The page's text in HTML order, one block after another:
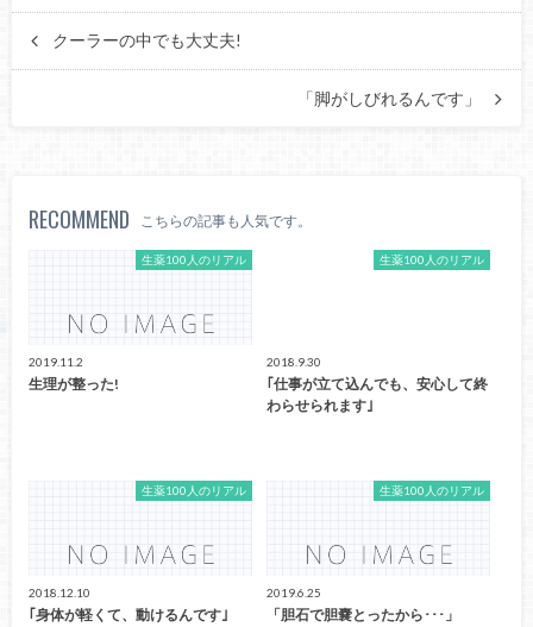
クーラーの中でも大丈夫!
「脚がしびれるんです」
RECOMMEND こちらの記事も人気です。
生薬100人のリアル
2019.11.2
生理が整った!
生薬100人のリアル
2018.9.30
｢仕事が立て込んでも、安心して終
わらせられます｣
生薬100人のリアル
2018.12.10
｢身体が軽くて、動けるんです｣
生薬100人のリアル
2019.6.25
「胆石で胆嚢とったから･･･」